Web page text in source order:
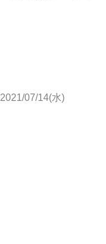
2021/07/14(水)